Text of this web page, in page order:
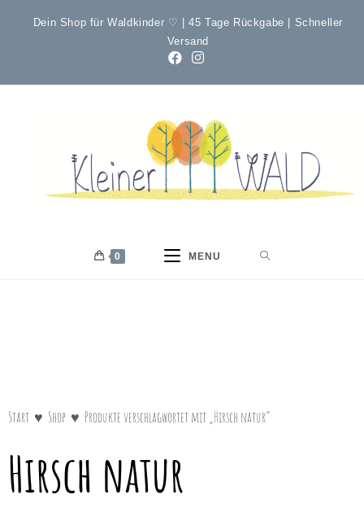
Dein Shop für Waldkinder ♡ | 45 Tage Rückgabe | Schneller
Versand
0 MENU
Start ♥ Shop ♥ Produkte verschlagwortet mit „Hirsch natur“
Hirsch natur